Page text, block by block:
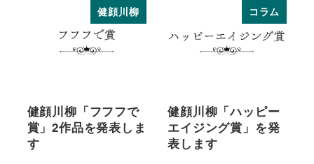
健顔川柳
健顔川柳「フフフで
賞」2作品を発表しま
す
コラム
健顔川柳「ハッピー
エイジング賞」を発
表します